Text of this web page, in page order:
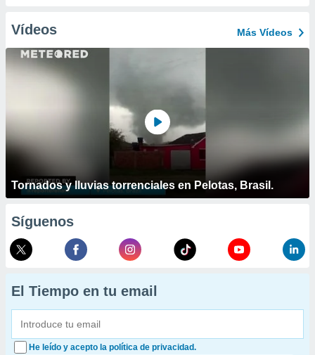
Vídeos Más Vídeos
Tornados y lluvias torrenciales en Pelotas, Brasil.
Síguenos
El Tiempo en tu email
He leído y acepto la política de privacidad.